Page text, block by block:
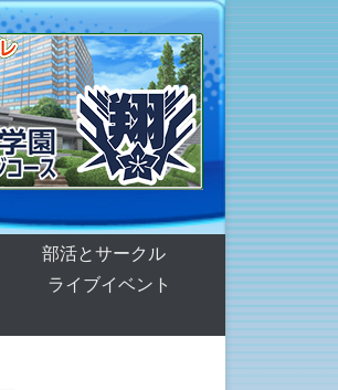
部活とサークル
ライブイベント